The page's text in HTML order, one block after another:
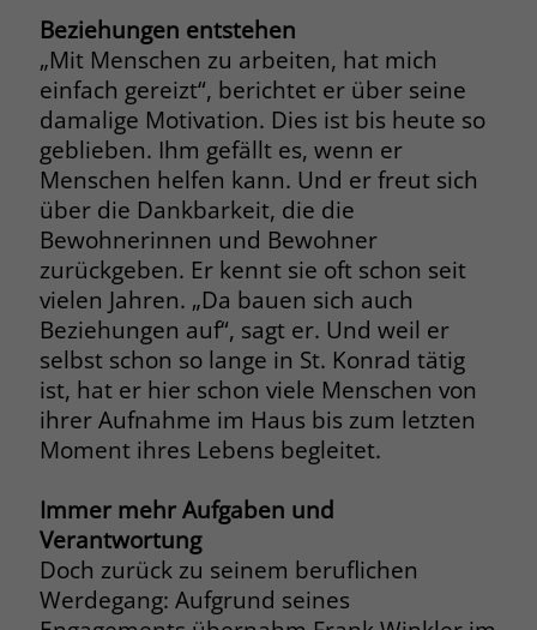
Beziehungen entstehen
„Mit Menschen zu arbeiten, hat mich
einfach gereizt“, berichtet er über seine
damalige Motivation. Dies ist bis heute so
geblieben. Ihm gefällt es, wenn er
Menschen helfen kann. Und er freut sich
über die Dankbarkeit, die die
Bewohnerinnen und Bewohner
zurückgeben. Er kennt sie oft schon seit
vielen Jahren. „Da bauen sich auch
Beziehungen auf“, sagt er. Und weil er
selbst schon so lange in St. Konrad tätig
ist, hat er hier schon viele Menschen von
ihrer Aufnahme im Haus bis zum letzten
Moment ihres Lebens begleitet.
Immer mehr Aufgaben und
Verantwortung
Doch zurück zu seinem beruflichen
Werdegang: Aufgrund seines
Zweck
allen Seitenanfragen bei.
Zweck
User über einen Klick auf eine Google
Werbeanzeige auf die Website gelangt.
Es enthält Informationen darüber,
welche Werbeanzeige geklickt wurde,
sodass erzielte Erfolge wie z.B.
Bestellungen oder Kontaktanfragen der
Anzeige zugewiesen werden können.
Name _gcl_dc
Anbieter Google Ads
Laufzeit 90 Tage
Zweck
Dieses Cookie wird gesetzt, wenn ein
User über einen Klick auf eine Google
Werbeanzeige auf die Website gelangt.
welche Werbeanzeige geklickt wurde,
sodass erzielte Erfolge wie z.B.
Bestellungen oder Kontaktanfragen der
Anzeige zugewiesen werden können.